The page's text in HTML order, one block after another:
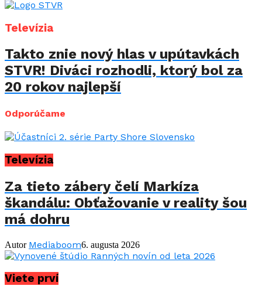
Televízia
Takto znie nový hlas v upútavkách
STVR! Diváci rozhodli, ktorý bol za
20 rokov najlepší
Odporúčame
Televízia
Za tieto zábery čelí Markíza
škandálu: Obťažovanie v reality šou
má dohru
Autor Mediaboom6. augusta 2026
Viete prví